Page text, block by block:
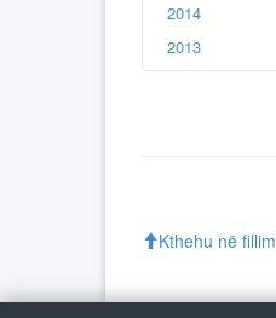
2014
2013
Kthehu në fillim